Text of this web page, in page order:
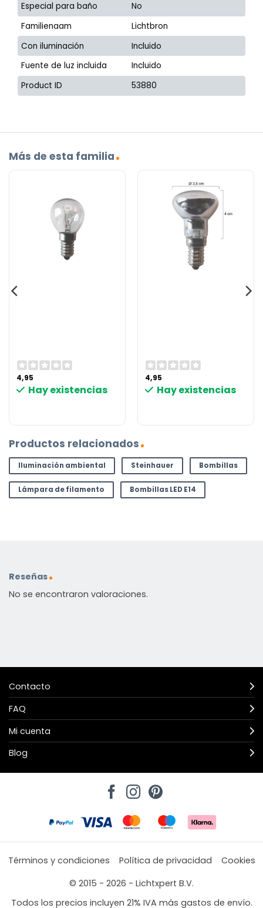
Especial para baño
No
Familienaam
Lichtbron
Con iluminación
Incluido
Fuente de luz incluida
Incluido
Product ID
53880
Más de esta familia
4,95
Hay existencias
4,95
Hay existencias
Productos relacionados
Iluminación ambiental Steinhauer Bombillas
Lámpara de filamento Bombillas LED E14
Reseñas
No se encontraron valoraciones.
Contacto
FAQ
Mi cuenta
Blog
Términos y condiciones Política de privacidad
Cookies
© 2015 - 2026 - Lichtxpert B.V.
Todos los precios incluyen 21% IVA más gastos de envío.